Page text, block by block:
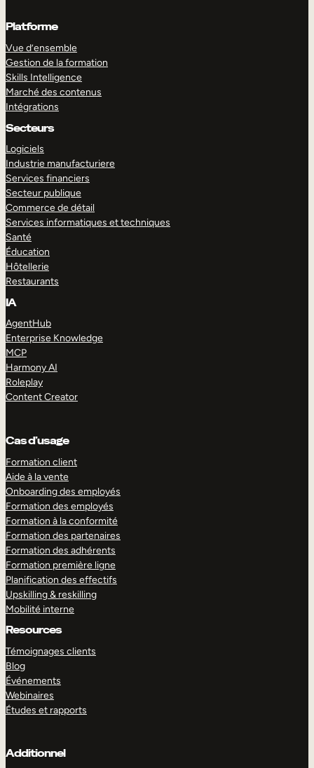
Platforme
Vue d’ensemble
Gestion de la formation
Skills Intelligence
Marché des contenus
Intégrations
Secteurs
Logiciels
Industrie manufacturiere
Services financiers
Secteur publique
Commerce de détail
Services informatiques et techniques
Santé
Éducation
Hôtellerie
Restaurants
IA
AgentHub
Enterprise Knowledge
MCP
Harmony AI
Roleplay
Content Creator
Cas d’usage
Formation client
Aide à la vente
Onboarding des employés
Formation des employés
Formation à la conformité
Formation des partenaires
Formation des adhérents
Formation première ligne
Planification des effectifs
Upskilling & reskilling
Mobilité interne
Resources
Témoignages clients
Blog
Événements
Webinaires
Études et rapports
Additionnel